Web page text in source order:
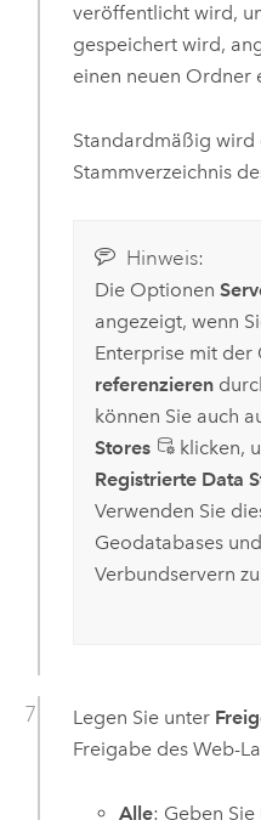
veröffentlicht wird,
gespeichert wird,
einen neuen Ordner
Standardmäßig wird
Stammverzeichnis
Hinweis:
Die Optionen
angezeigt, wenn
Enterprisemit der
referenzieren
können Sie auch
Stores
klicken,
Registrierte Data
Verwenden Sie
Geodatabases
Verbundservern
Legen Sie unter
Freigabe des Web-
Alle: Geben